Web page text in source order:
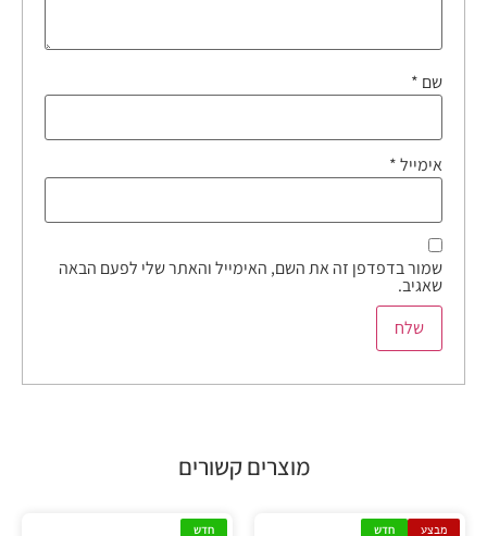
שם *
אימייל*
שמור בדפדפן זה את השם, האימייל והאתר שלי לפעם הבאה
שאגיב.
מוצרים קשורים
מבצע חדש חדש